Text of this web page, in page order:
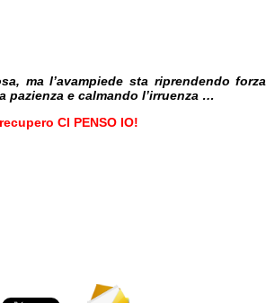
ma l’avampiede sta riprendendo forza
e calmando l’irruenza …
CI PENSO IO!